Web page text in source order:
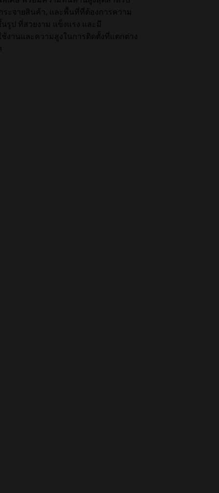
ะจายสินค้า, และพื้นที่ที่ต้องการความ
รูป ที่สวยงาม แข็งแรง และมี
งานและความสูงในการติดตั้งที่แตกต่าง